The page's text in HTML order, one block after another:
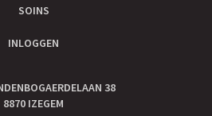
SOINS
INLOGGEN
38
8870 IZEGEM